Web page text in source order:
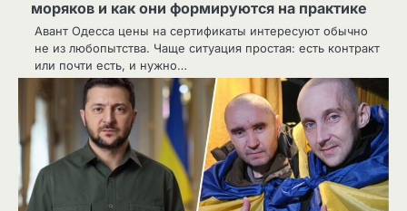
моряков и как они формируются на практике
Авант Одесса цены на сертификаты интересуют обычно
не из любопытства. Чаще ситуация простая: есть контракт
или почти есть, и нужно…